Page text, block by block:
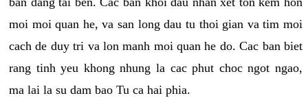
moi moi quan he, va san long dau tu thoi gian va tim moi
cach de duy tri va lon manh moi quan he do. Cac ban biet
rang tinh yeu khong nhung la cac phut choc ngot ngao,
ma lai la su dam bao Tu ca hai phia.